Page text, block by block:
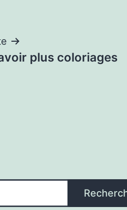
plus coloriages